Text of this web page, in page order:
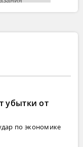
убытки от
по экономике